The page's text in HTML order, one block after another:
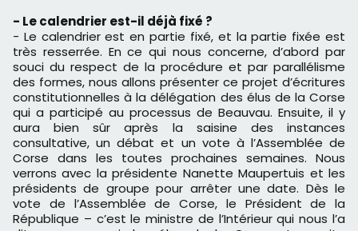
- Le calendrier est-il déjà fixé ?
- Le calendrier est en partie fixé, et la partie fixée est
très resserrée. En ce qui nous concerne, d’abord par
souci du respect de la procédure et par parallélisme
des formes, nous allons présenter ce projet d’écritures
constitutionnelles à la délégation des élus de la Corse
qui a participé au processus de Beauvau. Ensuite, il y
aura bien sûr après la saisine des instances
consultative, un débat et un vote à l’Assemblée de
Corse dans les toutes prochaines semaines. Nous
verrons avec la présidente Nanette Maupertuis et les
présidents de groupe pour arrêter une date. Dès le
vote de l’Assemblée de Corse, le Président de la
République – c’est le ministre de l’Intérieur qui nous l’a